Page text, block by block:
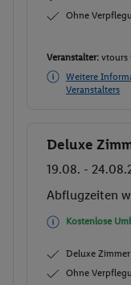
Ohne
Veranstalter: vtours
Weitere
Veranstalters
Buchen
Deluxe
19.08. -
Abflugzeiten
Kostenlose
Deluxe Zimmer
Ohne